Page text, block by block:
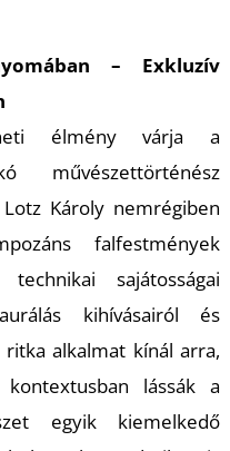
– Exkluzív
élmény várja a
művészettörténész
Károly nemrégiben
falfestmények
sajátosságai
kihívásairól és
alkalmat kínál arra,
lássák a
egyik kiemelkedő